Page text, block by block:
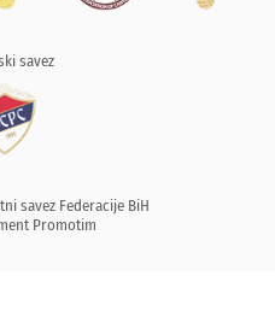
savez
savez Federacije BiH
Promotim